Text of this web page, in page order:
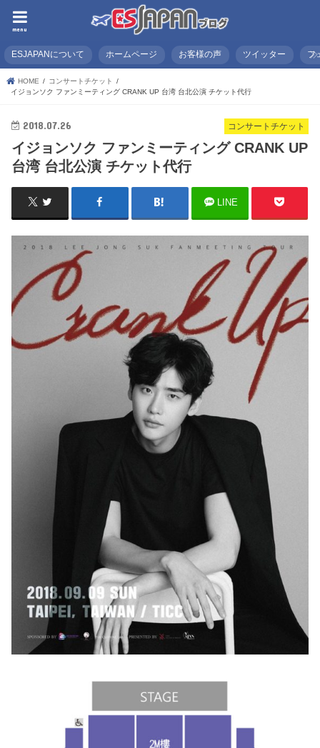
menu
ESJAPANについて ホームページ お客様の声 ツイッター フ
HOME
コンサートチケット
イジョンソク ファンミーティング CRANK UP 台湾 台北公演 チケット代行
コンサートチケット
2018.07.26
イジョンソク ファンミーティング CRANK UP
台湾 台北公演 チケット代行
LINE